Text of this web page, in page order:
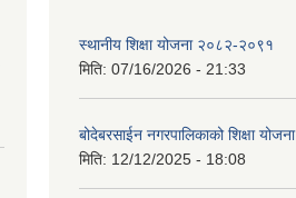
स्थानीय शिक्षा योजना २०८२-२०९१
मिति: 07/16/2026 - 21:33
बोदेबरसाईन नगरपालिकाको शिक्षा योजना
मिति: 12/12/2025 - 18:08